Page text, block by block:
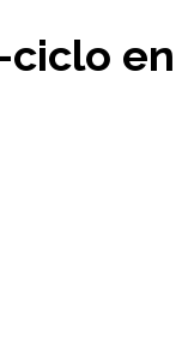
ciclo en